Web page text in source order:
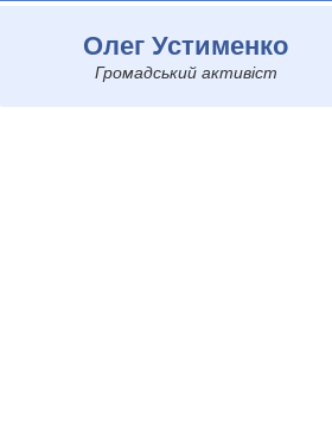
Олег Устименко
Громадський активіст